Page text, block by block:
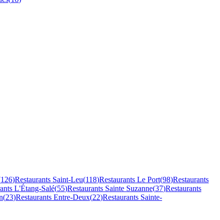
126)Restaurants Saint-Leu(118)Restaurants Le Port(98)Restaurants
L'Étang-Salé(55)Restaurants Sainte Suzanne(37)Restaurants
(23)Restaurants Entre-Deux(22)Restaurants Sainte-